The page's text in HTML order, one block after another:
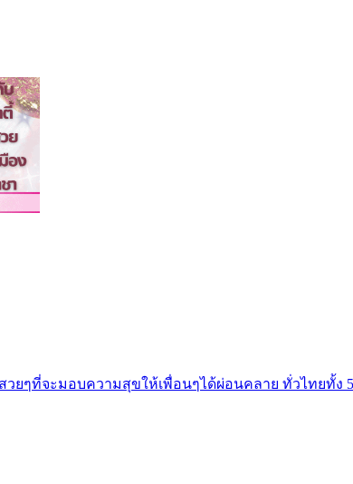
วยๆที่จะมอบความสุขให้เพื่อนๆได้ผ่อนคลาย ทั่วไทยทั้ง